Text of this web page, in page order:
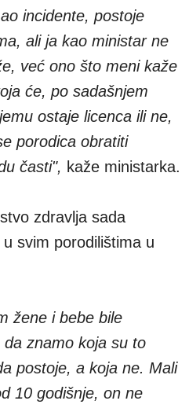
incidente, postoje
ali ja kao ministar ne
već ono što meni kaže
će, po sadašnjem
ostaje licenca ili ne,
porodica obratiti
časti", kaže ministarka.
zdravlja sada
svim porodilištima u
žene i bebe bile
znamo koja su to
postoje, a koja ne. Mali
10 godišnje, on ne